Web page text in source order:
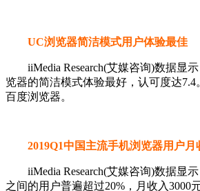
UC浏览器简洁模式用户体验最佳
iiMedia Research(艾媒咨询)数据显示
览器的简洁模式体验最好，认可度达
百度浏览器。
2019Q1中国主流手机浏览器用户月
iiMedia Research(艾媒咨询)数据显示
之间的用户普遍超过20%，月收入3000